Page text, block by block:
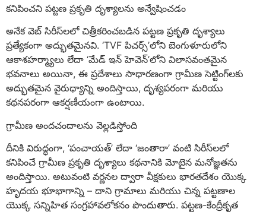
కనిపించని పట్టణ ప్రకృతి దృశ్యాలను అన్వేషించడం
అనేక వెబ్ సిరీస్‌లలో చిత్రీకరించబడిన పట్టణ ప్రకృతి దృశ్యాలు
ప్రత్యేకంగా అద్భుతమైనవి. ‘TVF పిచర్స్’లోని బెంగుళూరులోని
ఆకాశహర్మ్యాలు లేదా ‘మేడ్ ఇన్ హెవెన్’లోని విలాసవంతమైన
భవనాలు అయినా, ఈ ప్రదేశాలు సాధారణంగా గ్రామీణ సెట్టింగ్‌లకు
అద్భుతమైన వైరుధ్యాన్ని అందిస్తాయి, దృశ్యపరంగా మరియు
కథనపరంగా ఆకర్షణీయంగా ఉంటాయి.
గ్రామీణ అందచందాలను వెల్లడిస్తోంది
దీనికి విరుద్ధంగా, ‘పంచాయత్’ లేదా ‘జంతారా’ వంటి సిరీస్‌లలో
కనిపించే గ్రామీణ ప్రకృతి దృశ్యాలు కథనానికి మోటైన మనోజ్ఞతను
అందిస్తాయి. అటువంటి వర్ణనల ద్వారా వీక్షకులు భారతదేశం యొక్క
హృదయ భూభాగాన్ని – దాని గ్రామాలు మరియు చిన్న పట్టణాల
యొక్క సన్నిహిత సంగ్రహావలోకనం పొందుతారు. పట్టణ-కేంద్రీకృత